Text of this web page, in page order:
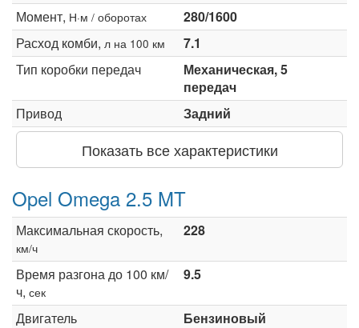
Момент, Н·м / оборотах
280/1600
Расход комби, л на 100 км
7.1
Тип коробки передач
Механическая, 5
передач
Привод
Задний
Показать все характеристики
Opel Omega 2.5 MT
Максимальная скорость,
км/ч
228
Время разгона до 100 км/
ч, сек
9.5
Двигатель
Бензиновый